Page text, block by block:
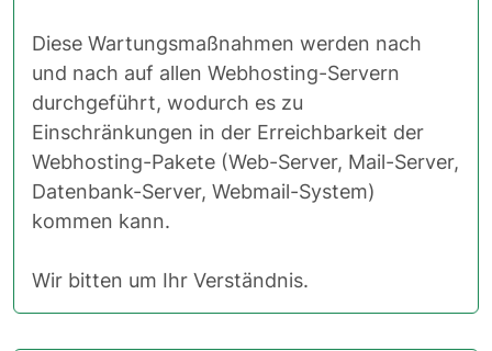
Diese Wartungsmaßnahmen werden nach
und nach auf allen Webhosting-Servern
durchgeführt, wodurch es zu
Einschränkungen in der Erreichbarkeit der
Webhosting-Pakete (Web-Server, Mail-Server,
Datenbank-Server, Webmail-System)
kommen kann.
Wir bitten um Ihr Verständnis.